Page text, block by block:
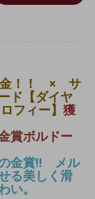
金！！ × サ
ド【ダイヤ
フィー】 獲
賞ボルドー
金賞!! メル
る美しく滑
い。